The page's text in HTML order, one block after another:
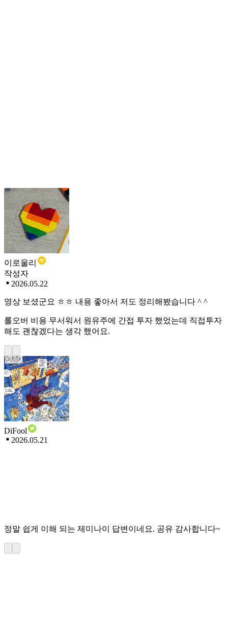
이로울리
작성자
2026.05.22
영상 보셨군요 ㅎㅎ 내용 좋아서 저도 정리해봤습니다 ^ ^
롤오버 비용 무서워서 원유주에 간접 투자 했었는데 직접투자
해도 괜찮겠다는 생각 했어요.
DiFool
2026.05.21
정말 쉽게 이해 되는 제미나이 답변이네요. 공유 감사합니다~